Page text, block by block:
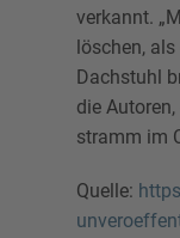
verkannt.
löschen,
Dachstuhl
die
stramm im
Quelle: